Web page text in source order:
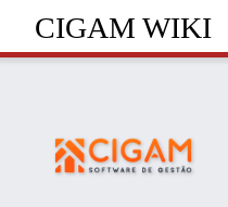
CIGAM WIKI